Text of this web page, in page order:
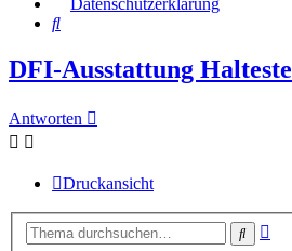
Datenschutzerklärung
Suche
DFI-Ausstattung
Antworten
Druckansicht
Suche